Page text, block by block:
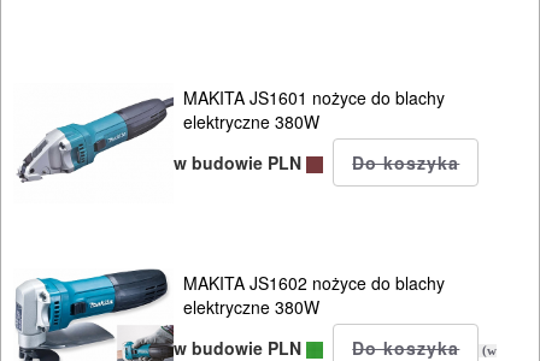
blach
odkurzacze
klasy-
M
MAKITA JS1601 nożyce do blachy
elektryczne 380W
w budowie PLN
MAKITA JS1602 nożyce do blachy
elektryczne 380W
w budowie PLN
(w